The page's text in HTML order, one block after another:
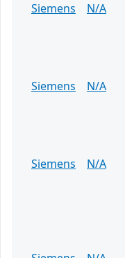
Siemens
N/A
Siemens
N/A
Siemens
N/A